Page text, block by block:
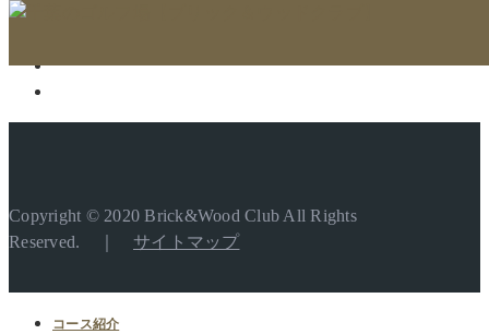
Copyright © 2020 Brick&Wood Club All Rights
Reserved. ｜ サイトマップ
コース紹介